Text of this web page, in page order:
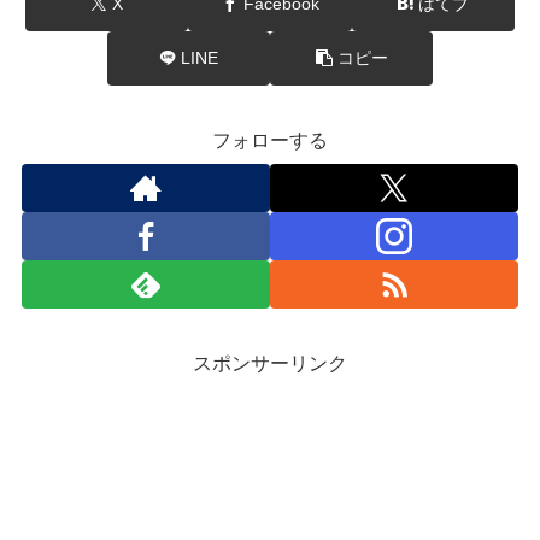
LINE コピー
フォローする
スポンサーリンク